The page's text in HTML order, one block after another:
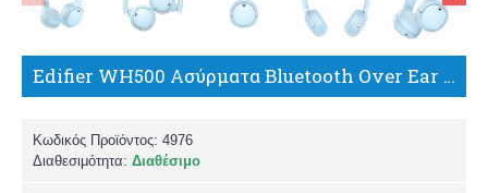
Edifier WH500 Ασύρματα Bluetooth Over Ear Ακουστικά με 40 ώρες Λειτουργίας και Quick Charge Μπλε
Κωδικός Προϊόντος: 4976
Διαθεσιμότητα: Διαθέσιμο